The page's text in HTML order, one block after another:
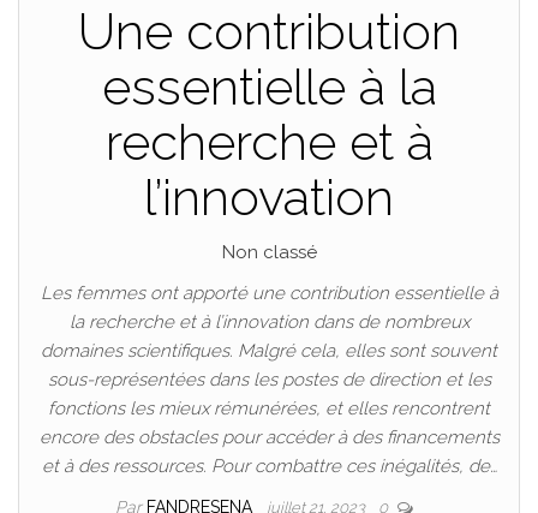
Une contribution
essentielle à la
recherche et à
l’innovation
Non classé
Les femmes ont apporté une contribution essentielle à
la recherche et à l’innovation dans de nombreux
domaines scientifiques. Malgré cela, elles sont souvent
sous-représentées dans les postes de direction et les
fonctions les mieux rémunérées, et elles rencontrent
encore des obstacles pour accéder à des financements
et à des ressources. Pour combattre ces inégalités, de…
Par FANDRESENA juillet 21, 2023 0